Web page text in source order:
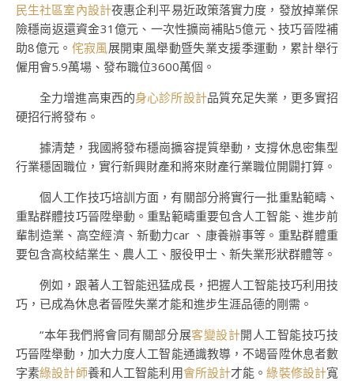
民生社區室內設計夜惠企利平易近政策落實力度，發放掉業保
險穩崗返還資金31億元、一次性擴崗補貼5億元、技巧晉陞補
助8億元。 侘寂風展開東風舉動暨失業支援季運動，累計舉行
僱用會5.9萬場、發布職位3600萬個。
全力增進高東西的身心診所設計品質充足失業，更多實招
硬招行將發布。
據清楚，我國將發布穩崗擴容提質舉動，支撐休息密集型
行業穩固職位，實行新興財產和將來財產行業職位開闢打算。
個人工作技巧培訓方面，有關部分將實行一批重點範疇、
重點群體技巧晉陞舉動。重點範疇重要包含人工智能、進步前
輩制造業、高空經濟、新動力car 、康養辦事等。重點群體重
要包含高校結業生、農人工、服役甲士、新失業形狀群體等。
例如，跟著人工智能迅猛成長，把握人工智能技巧利用技
巧，已成為休息者晉陞失業才能和進步生涯品德的剛需。
“本年我們將會同有關部分展客變設計開人工智能技巧技
巧晉陞舉動，加大力度人工智能通識教導，不竭晉陞休息者數
字素綠設計師養和人工智能利用會所設計才能。綠裝修設計寬